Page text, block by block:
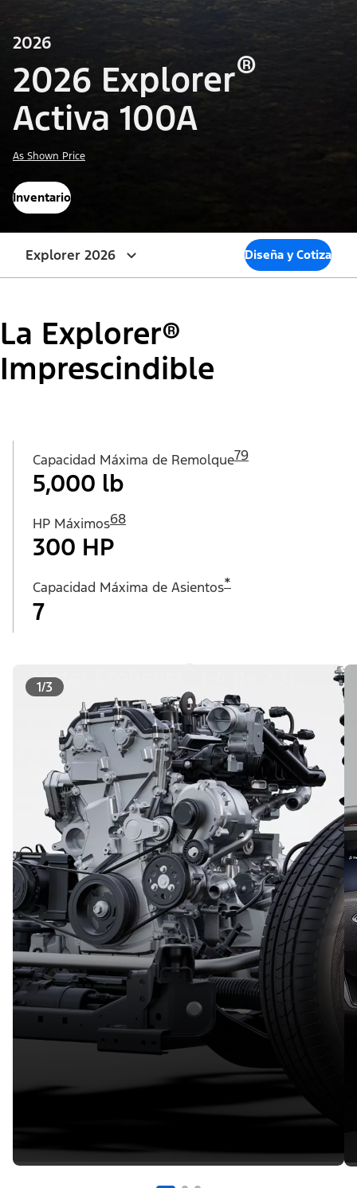
2026
2026 Explorer®
Activa 100A
As Shown Price
Inventario
Explorer 2026 Diseña y Cotiza
La Explorer®
Imprescindible​​​​​​​
Capacidad Máxima de Remolque79
5,000 lb
HP Máximos68
300 HP
Capacidad Máxima de Asientos*
7
1/3
Motor EcoBoost